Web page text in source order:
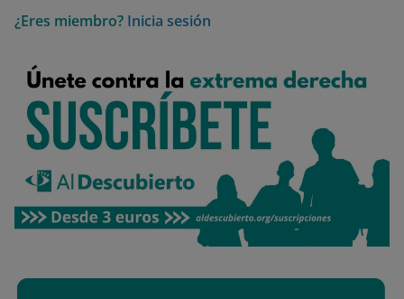
¿Eres miembro? Inicia sesión